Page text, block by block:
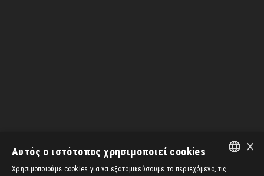
×
Αυτός ο ιστότοπος χρησιμοποιεί cookies
Χρησιμοποιούμε cookies για να εξατομικεύσουμε το περιεχόμενο, τις